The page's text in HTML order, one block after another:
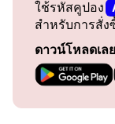
ใช้รหัสคูปอง
สำหรับการสั่ง
ดาวน์โหลดเล